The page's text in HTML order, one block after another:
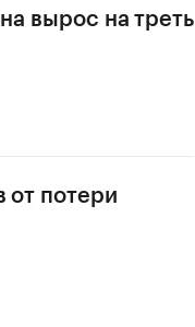
вырос на треть
от потери